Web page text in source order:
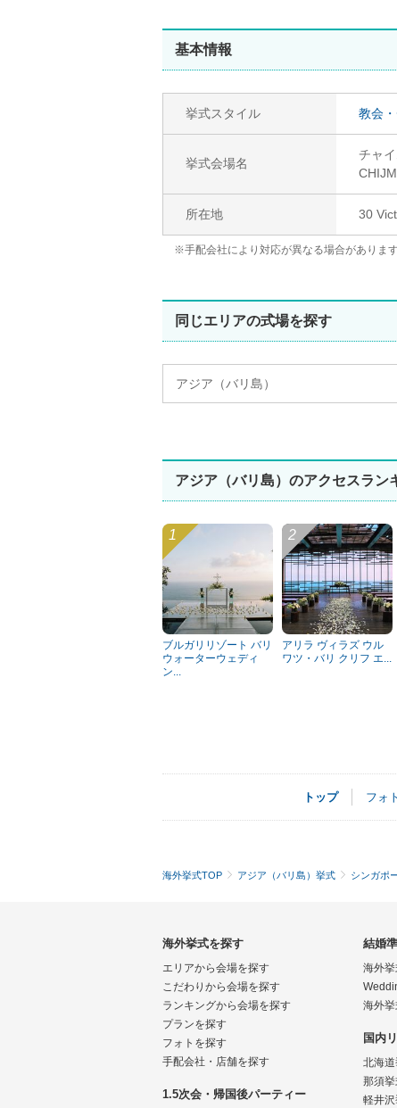
基本情報
挙式スタイル 教会
挙式会場名
チャ
所在地 30
※手配会社により対応が異なる場合があります
同じエリアの式場を探す
アジア（バリ島）
アジア（バリ島）のアクセスラン
ブルガリリゾート バリ
ウォーターウェディ
ン...
アリラ ヴィラズ ウル
ワツ・バリ クリフ エ...
トップ フォト
海外挙式TOP アジア（バリ島）挙式 シンガポ
海外挙式を探す
エリアから会場を探す
こだわりから会場を探す
ランキングから会場を探す
プランを探す
フォトを探す
手配会社・店舗を探す
1.5次会・帰国後パーティー
結婚
海外
海外
国内
北海
那須
軽井